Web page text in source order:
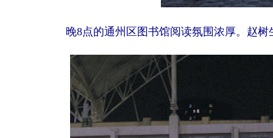
晚8点的通州区图书馆阅读氛围浓厚。赵树